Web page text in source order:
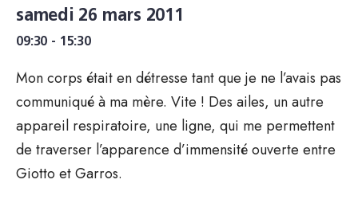
samedi 26 mars 2011
09:30 - 15:30
Mon corps était en détresse tant que je ne l’avais pas
communiqué à ma mère. Vite ! Des ailes, un autre
appareil respiratoire, une ligne, qui me permettent
de traverser l’apparence d’immensité ouverte entre
Giotto et Garros.